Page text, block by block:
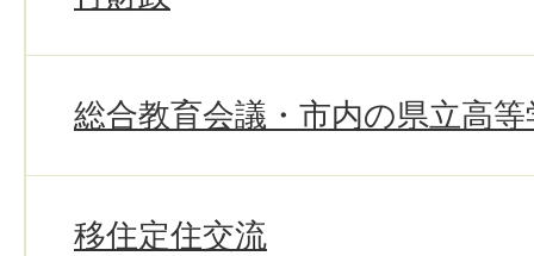
総合教育会議・市内の県立高
移住定住交流